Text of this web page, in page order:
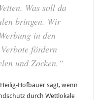
Was soll da
bringen. Wir
in den
fördern
und Zocken.“
Hofbauer sagt, wenn
durch Wettlokale